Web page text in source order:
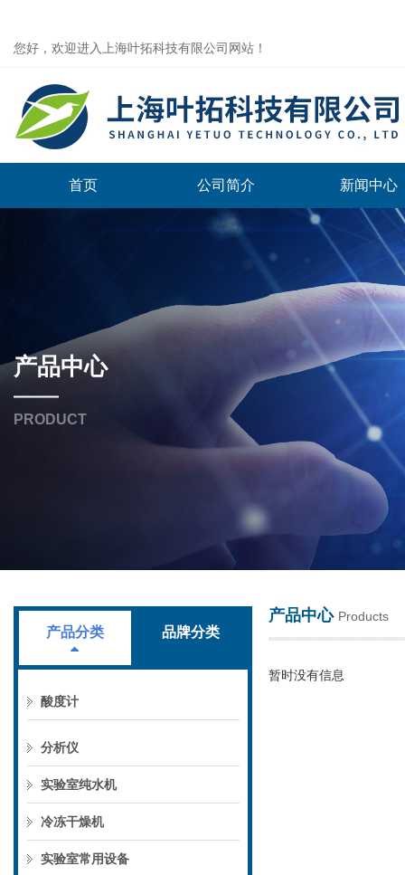
您好，欢迎进入上海叶拓科技有限公司网站！
首页 公司简介 新闻中心
产品中心
PRODUCT
产品分类 品牌分类
酸度计
分析仪
实验室纯水机
冷冻干燥机
实验室常用设备
产品中心 Products
暂时没有信息